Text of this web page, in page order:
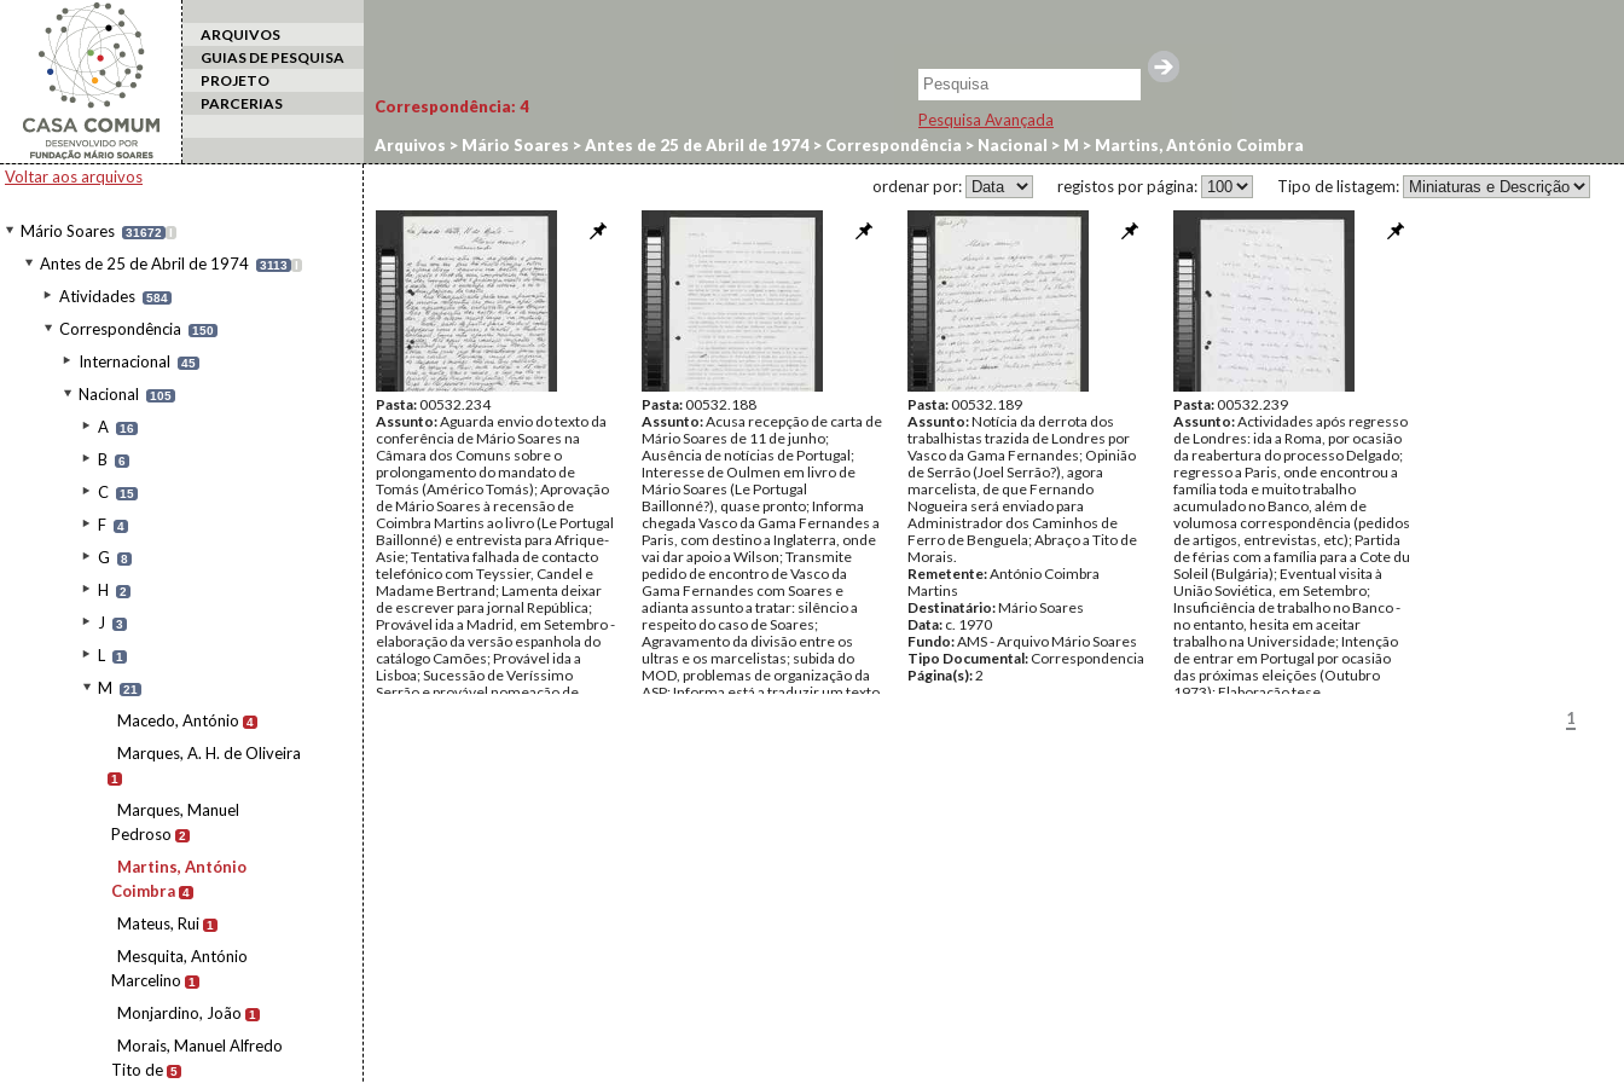
ARQUIVOS
GUIAS DE PESQUISA
PROJETO
PARCERIAS
Pesquisa Avançada
Voltar aos arquivos
Mário Soares 31672 I
Antes de 25 de Abril de 1974 3113 I
Atividades 584
Correspondência 150
Internacional 45
Nacional 105
A 16
B 6
C 15
F 4
G 8
H 2
J 3
L 1
M 21
Macedo, António 4
Marques, A. H. de Oliveira
1
Marques, Manuel
Pedroso
2
Martins, António
Coimbra 4
Mateus, Rui 1
Mesquita, António
Marcelino
1
Monjardino, João 1
Morais, Manuel Alfredo
Tito de 5
Correspondência: 4
Arquivos > Mário Soares >Antes de 25 de Abril de 1974 > Correspondência > Nacional > M > Martins, António Coimbra
Tipo de listagem:
registos por página:
ordenar por:
Pasta:00532.234
Assunto:Aguarda envio do texto da
conferência de Mário Soares na
Câmara dos Comuns sobre o
prolongamento do mandato de
Tomás (Américo Tomás); Aprovação
de Mário Soares à recensão de
Coimbra Martins ao livro (Le Portugal
Baillonné) e entrevista para Afrique-
Asie; Tentativa falhada de contacto
telefónico com Teyssier, Candel e
Madame Bertrand; Lamenta deixar
de escrever para jornal República;
Provável ida a Madrid, em Setembro -
elaboração da versão espanhola do
catálogo Camões; Provável ida a
Lisboa; Sucessão de Veríssimo
Serrão e provável nomeação de
Pasta:00532.188
Assunto:Acusa recepção de carta de
Mário Soares de 11 de junho;
Ausência de notícias de Portugal;
Interesse de Oulmen em livro de
Mário Soares (Le Portugal
Baillonné?), quase pronto; Informa
chegada Vasco da Gama Fernandes a
Paris, com destino a Inglaterra, onde
vai dar apoio a Wilson; Transmite
pedido de encontro de Vasco da
Gama Fernandes com Soares e
adianta assunto a tratar: silêncio a
respeito do caso de Soares;
Agravamento da divisão entre os
ultras e os marcelistas; subida do
MOD, problemas de organização da
ASP; Informa está a traduzir um texto
Pasta:00532.189
Assunto:Notícia da derrota dos
trabalhistas trazida de Londres por
Vasco da Gama Fernandes; Opinião
de Serrão (Joel Serrão?), agora
marcelista, de que Fernando
Nogueira será enviado para
Administrador dos Caminhos de
Ferro de Benguela; Abraço a Tito de
Morais.
Remetente:António Coimbra
Martins
Destinatário:Mário Soares
Data: c. 1970
Fundo:AMS - Arquivo Mário Soares
Tipo Documental: Correspondencia
Página(s):2
Pasta:00532.239
Assunto:Actividades após regresso
de Londres: ida a Roma, por ocasião
da reabertura do processo Delgado;
regresso a Paris, onde encontrou a
família toda e muito trabalho
acumulado no Banco, além de
volumosa correspondência (pedidos
de artigos, entrevistas, etc); Partida
de férias com a família para a Cote du
Soleil (Bulgária); Eventual visita à
União Soviética, em Setembro;
Insuficiência de trabalho no Banco -
no entanto, hesita em aceitar
trabalho na Universidade; Intenção
de entrar em Portugal por ocasião
das próximas eleições (Outubro
1973); Elaboração tese
1